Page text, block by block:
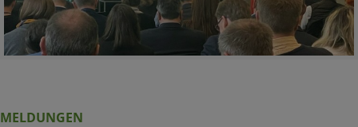
MELDUNGEN